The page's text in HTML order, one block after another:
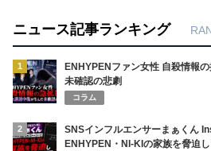
ニュース記事ランキング
1
ENHYPENファン女性 自殺情報
未確認の悲劇
コラム
2
SNSインフルエンサーまぁくん
ENHYPEN・NI-KIの家族を脅迫